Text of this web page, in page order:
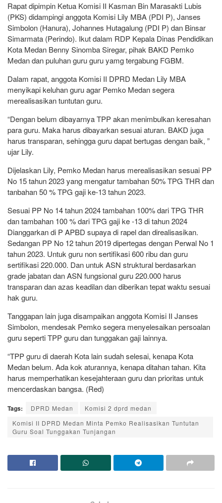
Rapat dipimpin Ketua Komisi II Kasman Bin Marasakti Lubis
(PKS) didampingi anggota Komisi Lily MBA (PDI P), Janses
Simbolon (Hanura), Johannes Hutagalung (PDI P) dan Binsar
Simarmata (Perindo). Ikut dalam RDP Kepala Dinas Pendidikan
Kota Medan Benny Sinomba Siregar, pihak BAKD Pemko
Medan dan puluhan guru guru yamg tergabung FGBM.
Dalam rapat, anggota Komisi II DPRD Medan Lily MBA
menyikapi keluhan guru agar Pemko Medan segera
merealisasikan tuntutan guru.
“Dengan belum dibayarnya TPP akan menimbulkan keresahan
para guru. Maka harus dibayarkan sesuai aturan. BAKD juga
harus transparan, sehingga guru dapat bertugas dengan baik, ”
ujar Lily.
Dijelaskan Lily, Pemko Medan harus merealisasikan sesuai PP
No 15 tahun 2023 yang mengatur tambahan 50% TPG THR dan
tanbahan 50 % TPG gaji ke-13 tahun 2023.
Sesuai PP No 14 tahun 2024 tambahan 100% dari TPG THR
dan tambahan 100 % dari TPG gaji ke -13 di tahun 2024
Dianggarkan di P APBD supaya di rapel dan direalisasikan.
Sedangan PP No 12 tahun 2019 dipertegas dengan Perwal No 1
tahun 2023. Untuk guru non sertifikasi 600 ribu dan guru
sertifikasi 220.000. Dan untuk ASN struktural berdasarkan
grade jabatan dan ASN fungsional guru 220.000 harus
transparan dan azas keadilan dan diberikan tepat waktu sesuai
hak guru.
Tanggapan lain juga disampaikan anggota Komisi II Janses
Simbolon, mendesak Pemko segera menyelesaikan persoalan
guru seperti TPP guru dan tunggakan gaji lainnya.
“TPP guru di daerah Kota lain sudah selesai, kenapa Kota
Medan belum. Ada kok aturannya, kenapa ditahan tahan. Kita
harus memperhatikan kesejahteraan guru dan prioritas untuk
mencerdaskan bangsa. (Red)
Tags: DPRD Medan
Komisi 2 dprd medan
Komisi II DPRD Medan Minta Pemko Realisasikan Tuntutan
Guru Soal Tunggakan Tunjangan